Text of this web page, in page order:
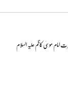
امام موسیٰ کاظم علیہ السلام